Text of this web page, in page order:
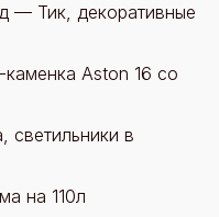
— Тик, декоративные
Aston 16 со
светильники в
на 110л